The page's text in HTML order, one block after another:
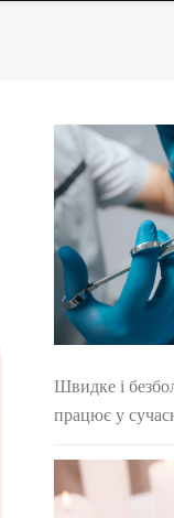
Швидке і
працює у